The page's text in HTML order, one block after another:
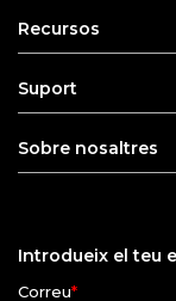
Recursos
Suport
Sobre nosaltres
Introdueix el teu